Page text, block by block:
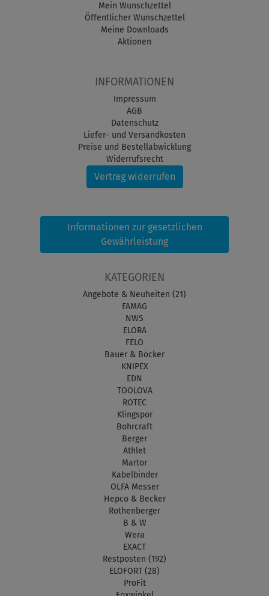
Mein Wunschzettel
Öffentlicher Wunschzettel
Meine Downloads
Aktionen
INFORMATIONEN
Impressum
AGB
Datenschutz
Liefer- und Versandkosten
Preise und Bestellabwicklung
Widerrufsrecht
Vertrag widerrufen
Informationen zur gesetzlichen
Gewährleistung
KATEGORIEN
Angebote & Neuheiten (21)
FAMAG
NWS
ELORA
FELO
Bauer & Böcker
KNIPEX
EDN
TOOLOVA
ROTEC
Klingspor
Bohrcraft
Berger
Athlet
Martor
Kabelbinder
OLFA Messer
Hepco & Becker
Rothenberger
B & W
Wera
EXACT
Restposten (192)
ELOFORT (28)
ProFit